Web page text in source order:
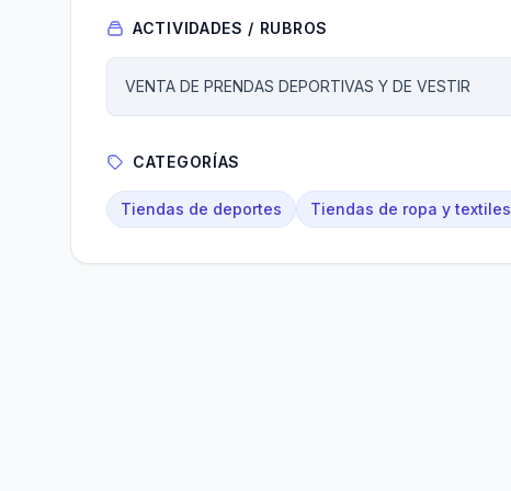
ACTIVIDADES / RUBROS
VENTA DE PRENDAS DEPORTIVAS Y DE VESTIR
CATEGORÍAS
Tiendas de deportes Tiendas de ropa y textiles